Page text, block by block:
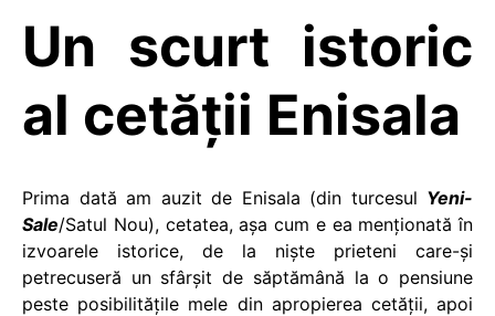
Un scurt istoric
al cetăţii Enisala
Prima dată am auzit de Enisala (din turcesul Yeni-
Sale/Satul Nou), cetatea, aşa cum e ea menţionată în
izvoarele istorice, de la nişte prieteni care-şi
petrecuseră un sfârşit de săptămână la o pensiune
peste posibilităţile mele din apropierea cetăţii, apoi